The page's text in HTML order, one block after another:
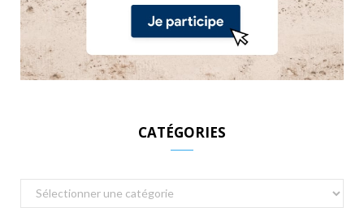
CATÉGORIES
Catégories